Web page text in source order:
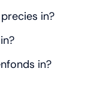
in?
in?